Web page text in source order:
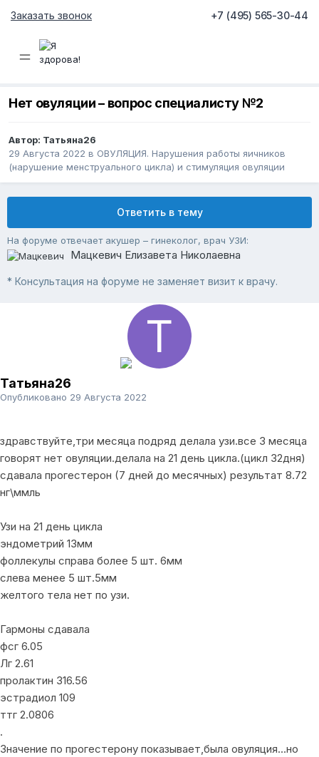
Заказать звонок +7 (495) 565-30-44
Нет овуляции – вопрос специалисту №2
Автор: Татьяна26
29 Августа 2022 в ОВУЛЯЦИЯ. Нарушения работы яичников
(нарушение менструального цикла) и стимуляция овуляции
Ответить в тему
На форуме отвечает акушер – гинеколог, врач УЗИ:
Мацкевич Елизавета Николаевна
* Консультация на форуме не заменяет визит к врачу.
Татьяна26
Опубликовано 29 Августа 2022
здравствуйте,три месяца подряд делала узи.все 3 месяца
говорят нет овуляции.делала на 21 день цикла.(цикл 32дня)
сдавала прогестерон (7 дней до месячных) результат 8.72
нг\ммль
Узи на 21 день цикла
эндометрий 13мм
фоллекулы справа более 5 шт. 6мм
слева менее 5 шт.5мм
желтого тела нет по узи.
Гармоны сдавала
фсг 6.05
Лг 2.61
пролактин 316.56
эстрадиол 109
ттг 2.0806
.
Значение по прогестерону показывает,была овуляция...но